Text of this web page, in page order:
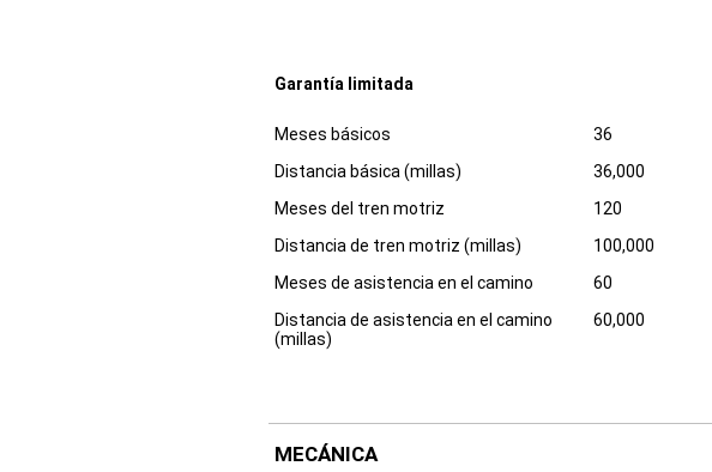
Garantía limitada
Especificaciones
Meses básicos
36
Distancia básica (millas)
36,000
Meses del tren motriz
120
Distancia de tren motriz (millas)
100,000
Meses de asistencia en el camino
60
Distancia de asistencia en el camino
(millas)
60,000
MECÁNICA